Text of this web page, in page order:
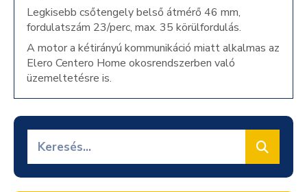
Legkisebb csőtengely belső átmérő 46 mm,
fordulatszám 23/perc, max. 35 körülfordulás.
A motor a kétirányú kommunikáció miatt alkalmas az
Elero Centero Home okosrendszerben való
üzemeltetésre is.